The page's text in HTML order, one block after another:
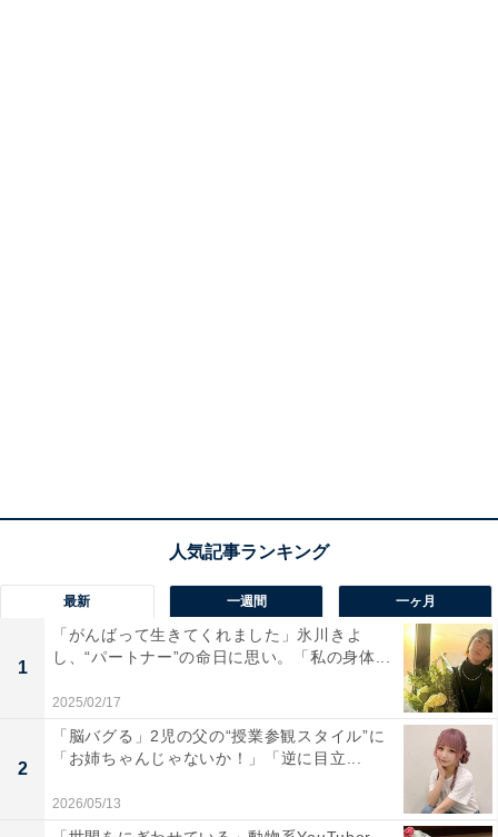
最新 一週間 一ヶ月
1
「がんばって生きてくれました」氷川きよ
し、“パートナー”の命日に思い。「私の身体...
2025/02/17
2
「脳バグる」2児の父の“授業参観スタイル”に
「お姉ちゃんじゃないか！」「逆に目立...
2026/05/13